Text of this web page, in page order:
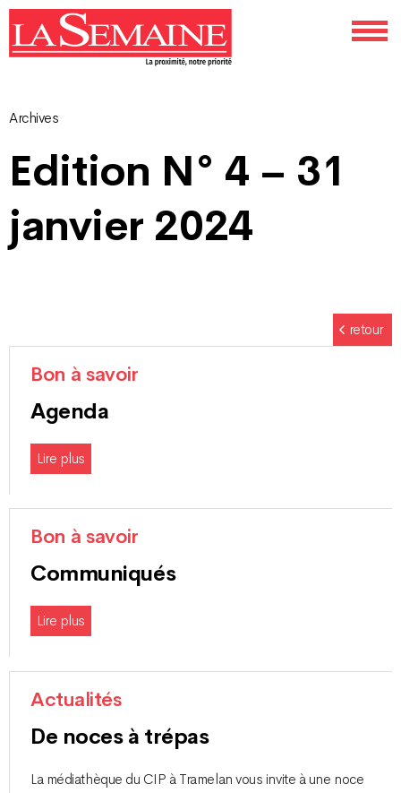
Archives
Edition N° 4 – 31
janvier 2024
retour
Bon à savoir
Agenda
Lire plus
Bon à savoir
Communiqués
Lire plus
Actualités
De noces à trépas
La médiathèque du CIP à Tramelan vous invite à une noce
Navigation
des
articles